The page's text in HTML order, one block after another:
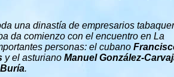
una dinastía de empresarios
da comienzo con el encuentro en La
personas: el cubano
y el asturiano Manuel González-
.